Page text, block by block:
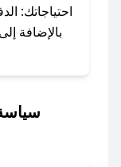
مراسلتنا
احتياجاتك: